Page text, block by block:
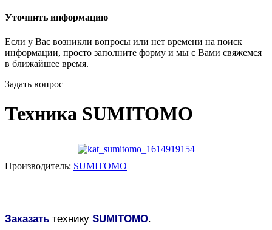
Уточнить информацию
Если у Вас возникли вопросы или нет времени на поиск
информации, просто заполните форму и мы с Вами свяжемся
в ближайшее время.
Задать вопрос
Техника SUMITOMO
Производитель: SUMITOMO
Заказать технику SUMITOMO.